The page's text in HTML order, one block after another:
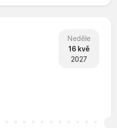
Neděle
16 kvě
2027